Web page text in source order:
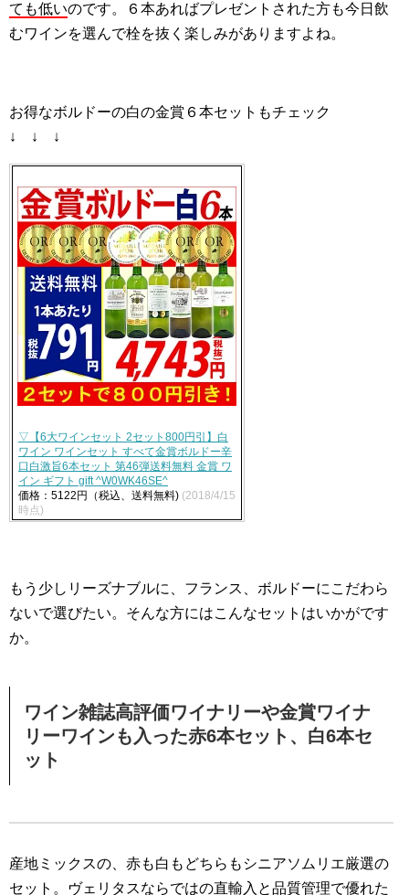
ても低いのです。６本あればプレゼントされた方も今日飲
むワインを選んで栓を抜く楽しみがありますよね。
お得なボルドーの白の金賞６本セットもチェック
↓ ↓ ↓
▽【6大ワインセット 2セット800円引】白
ワイン ワインセット すべて金賞ボルドー辛
口白激旨6本セット 第46弾送料無料 金賞 ワ
イン ギフト gift ^W0WK46SE^
価格：5122円（税込、送料無料) (2018/4/15
時点)
もう少しリーズナブルに、フランス、ボルドーにこだわら
ないで選びたい。そんな方にはこんなセットはいかがです
か。
ワイン雑誌高評価ワイナリーや金賞ワイナ
リーワインも入った赤6本セット、白6本セ
ット
産地ミックスの、赤も白もどちらもシニアソムリエ厳選の
セット。ヴェリタスならではの直輸入と品質管理で優れた